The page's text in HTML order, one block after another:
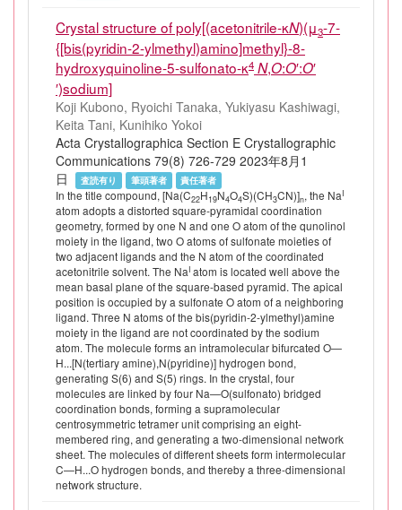
Crystal structure of poly[(acetonitrile-κN)(μ3-7-
{[bis(pyridin-2-ylmethyl)amino]methyl}-8-
hydroxyquinoline-5-sulfonato-κ4 N,O:O′:O′
′)sodium]
Koji Kubono, Ryoichi Tanaka, Yukiyasu Kashiwagi,
Keita Tani, Kunihiko Yokoi
Acta Crystallographica Section E Crystallographic
Communications 79(8) 726-729 2023年8月1
日
査読有り 筆頭著者 責任著者
In the title compound, [Na(C22H19N4O4S)(CH3CN)]n, the NaI
atom adopts a distorted square-pyramidal coordination
geometry, formed by one N and one O atom of the qunolinol
moiety in the ligand, two O atoms of sulfonate moieties of
two adjacent ligands and the N atom of the coordinated
acetonitrile solvent. The NaI atom is located well above the
mean basal plane of the square-based pyramid. The apical
position is occupied by a sulfonate O atom of a neighboring
ligand. Three N atoms of the bis(pyridin-2-ylmethyl)amine
moiety in the ligand are not coordinated by the sodium
atom. The molecule forms an intramolecular bifurcated O—
H...[N(tertiary amine),N(pyridine)] hydrogen bond,
generating S(6) and S(5) rings. In the crystal, four
molecules are linked by four Na—O(sulfonato) bridged
coordination bonds, forming a supramolecular
centrosymmetric tetramer unit comprising an eight-
membered ring, and generating a two-dimensional network
sheet. The molecules of different sheets form intermolecular
C—H...O hydrogen bonds, and thereby a three-dimensional
network structure.